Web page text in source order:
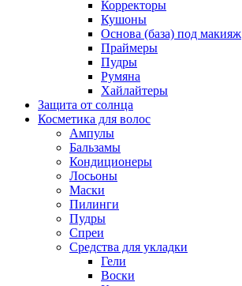
Корректоры
Кушоны
Основа (база) под макияж
Праймеры
Пудры
Румяна
Хайлайтеры
Защита от солнца
Косметика для волос
Ампулы
Бальзамы
Кондиционеры
Лосьоны
Маски
Пилинги
Пудры
Спреи
Средства для укладки
Гели
Воски